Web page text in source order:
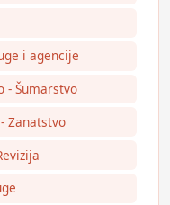
i agencije
- Šumarstvo
Zanatstvo